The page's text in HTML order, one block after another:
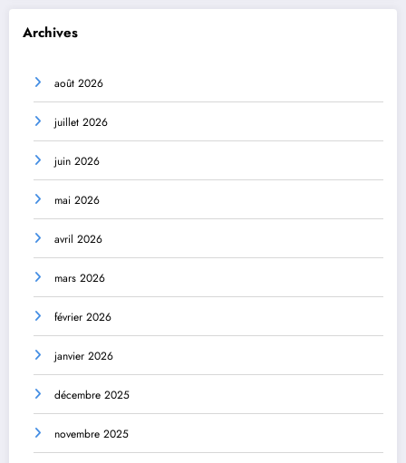
Archives
août 2026
juillet 2026
juin 2026
mai 2026
avril 2026
mars 2026
février 2026
janvier 2026
décembre 2025
novembre 2025